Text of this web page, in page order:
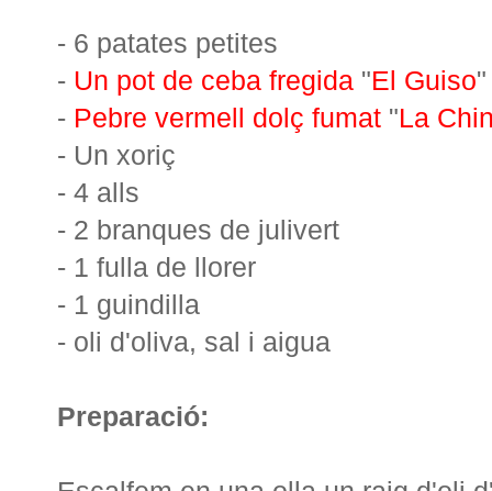
- 6 patates petites
- Un pot de ceba fregida "El Guiso"
- Pebre vermell dolç fumat "La
- Un xoriç
- 4 alls
- 2 branques de julivert
- 1 fulla de llorer
- 1 guindilla
- oli d'oliva, sal i aigua
Preparació: